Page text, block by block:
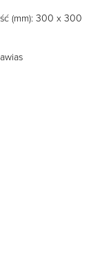
(mm): 300 x 300